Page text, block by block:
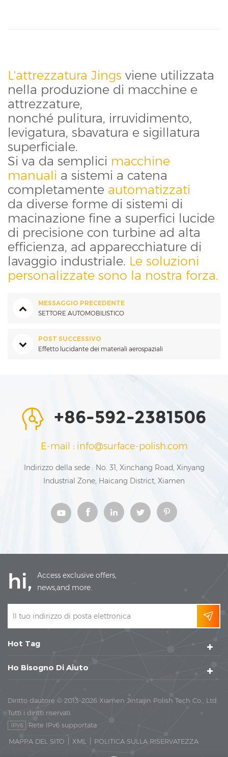
L'attrezzatura Jings viene utilizzata
nella produzione di macchine e
attrezzature,
nonché pulitura, irruvidimento,
levigatura, sbavatura e sigillatura
superficiale.
Si va da semplici macchine
manuali a sistemi a catena
completamente automatizzati
da diverse forme di sistemi di
macinazione fine a superfici lucide
di precisione con turbine ad alta
efficienza, ad apparecchiature di
lavaggio industriale. Le soluzioni
personalizzate sono la nostra forza.
MESSAGGIO PRECEDENTE
SETTORE AUTOMOBILISTICO
POST SUCCESSIVO
Effetto lucidante dei materiali aerospaziali
+86-592-2381506
E-mail : info@surface-polish.com
Indirizzo della sede : No. 31, Xinchang Road, Xinyang
Industrial Zone, Haicang District, Xiamen
hi,
Access exclusive offers,
news,and more.
Hot Tag
Ho Bisogno Di Aiuto
Diritto dautore © 2013-2026 Xiamen Jintaijin Polish Tech Co., Ltd.
Tutti i diritti riservati.
Rete IPv6 supportata
MAPPA DEL SITO
XML POLITICA SULLA RISERVATEZZA